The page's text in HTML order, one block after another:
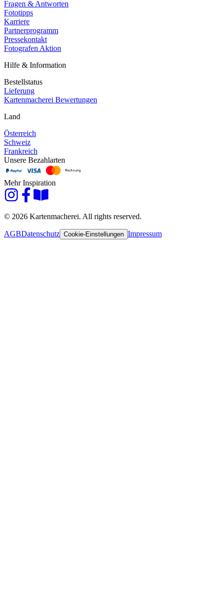
Fragen & Antworten
Fototipps
Karriere
Partnerprogramm
Pressekontakt
Fotografen Aktion
Hilfe & Information
Bestellstatus
Lieferung
Kartenmacherei Bewertungen
Land
Österreich
Schweiz
Frankreich
Unsere Bezahlarten
Mehr Inspiration
© 2026 Kartenmacherei. All rights reserved.
AGBDatenschutz Cookie-Einstellungen Impressum